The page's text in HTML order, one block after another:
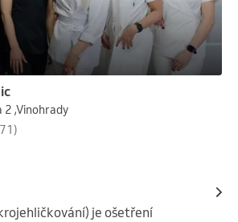
2 ,Vinohrady
je ošetření